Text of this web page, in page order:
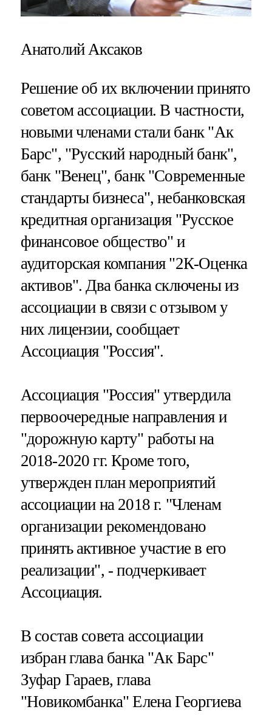
Анатолий Аксаков
Решение об их включении принято
советом ассоциации. В частности,
новыми членами стали банк "Ак
Барс", "Русский народный банк",
банк "Венец", банк "Современные
стандарты бизнеса", небанковская
кредитная организация "Русское
финансовое общество" и
аудиторская компания "2К-Оценка
активов". Два банка сключены из
ассоциации в связи с отзывом у
них лицензии, сообщает
Ассоциация "Россия".
Ассоциация "Россия" утвердила
первоочередные направления и
"дорожную карту" работы на
2018-2020 гг. Кроме того,
утвержден план мероприятий
ассоциации на 2018 г. "Членам
организации рекомендовано
принять активное участие в его
реализации", - подчеркивает
Ассоциация.
В состав совета ассоциации
избран глава банка "Ак Барс"
Зуфар Гараев, глава
"Новикомбанка" Елена Георгиева